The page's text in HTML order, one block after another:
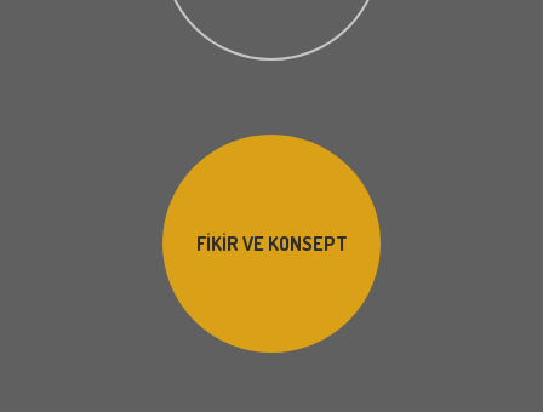
FIKIR VE KONSEPT